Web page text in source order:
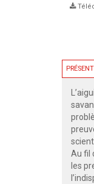
Au fil
les